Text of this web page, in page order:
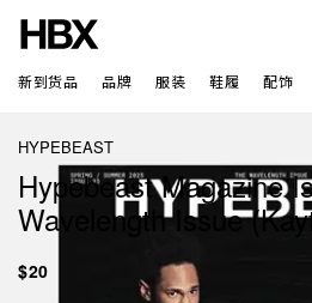
新到货品 品牌 服装 鞋履 配饰
HYPEBEAST
Hypebeast Magazine
Wavelength Issue
$20